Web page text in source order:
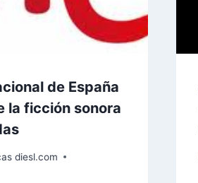
de España
la ficción sonora
diesl.com